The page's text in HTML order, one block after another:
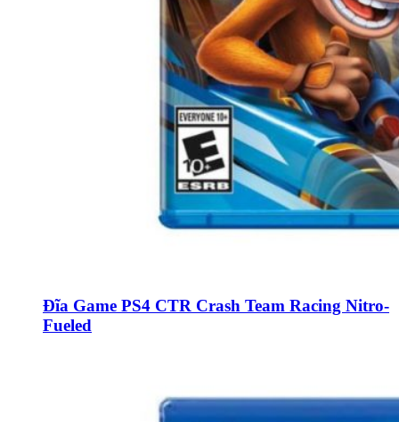
Đĩa Game PS4 CTR Crash Team Racing Nitro-
Fueled